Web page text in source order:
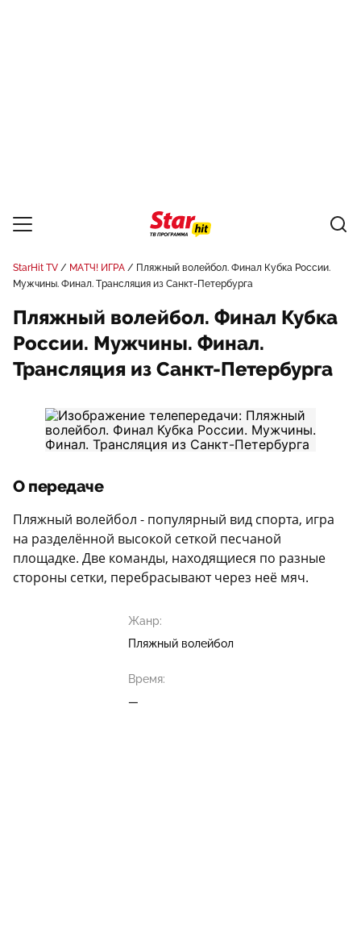
StarHit TV МАТЧ! ИГРА
Пляжный волейбол. Финал Кубка России.
Мужчины. Финал. Трансляция из Санкт-Петербурга
Пляжный волейбол. Финал Кубка
России. Мужчины. Финал.
Трансляция из Санкт-Петербурга
О передаче
Пляжный волейбол - популярный вид спорта, игра
на разделённой высокой сеткой песчаной
площадке. Две команды, находящиеся по разные
стороны сетки, перебрасывают через неё мяч.
Жанр:
Пляжный волейбол
Время:
—